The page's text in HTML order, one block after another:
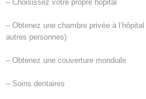
– Choisissez votre propre hôpital
– Obtenez une chambre privée à
autres personnes)
– Obtenez une couverture mondiale
– Soins dentaires